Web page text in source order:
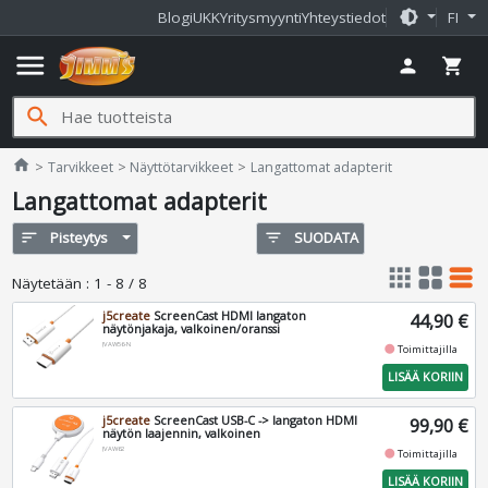
BlogiUKKYritysmyyntiYhteystiedot brightness_medium FI
menu person shopping_cart
search
home Jimms.fi
Tarvikkeet Näyttötarvikkeet Langattomat adapterit
Langattomat adapterit
sort Pisteytys filter_list SUODATA
Näytetään : 1 - 8 / 8 apps grid_view table_rows
j5create ScreenCast HDMI langaton
näytönjakaja, valkoinen/oranssi
JVAW56-N
44,90 €
fiber_manual_recordToimittajilla
LISÄÄ KORIIN
j5create ScreenCast USB-C -> langaton HDMI
näytön laajennin, valkoinen
JVAW62
99,90 €
fiber_manual_recordToimittajilla
LISÄÄ KORIIN